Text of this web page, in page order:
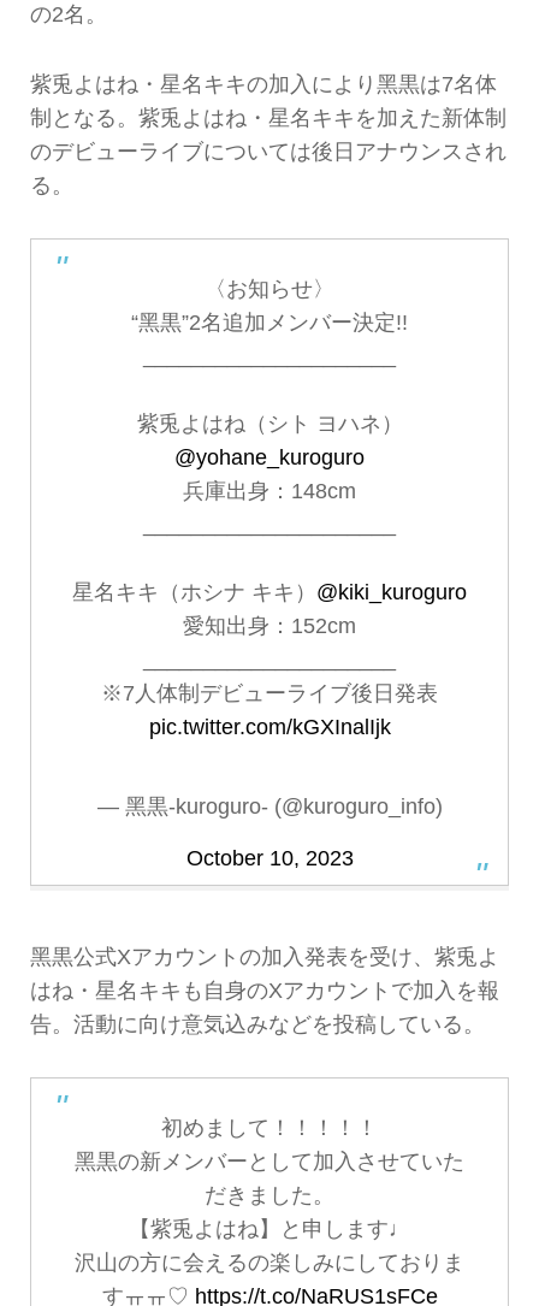
の2名。
紫兎よはね・星名キキの加入により黑黒は7名体
制となる。紫兎よはね・星名キキを加えた新体制
のデビューライブについては後日アナウンスされ
る。
〈お知らせ〉
“黑黒”2名追加メンバー決定!!
紫兎よはね（シト ヨハネ）
@yohane_kuroguro
兵庫出身：148cm
星名キキ（ホシナ キキ） @kiki_kuroguro
愛知出身：152cm
※7人体制デビューライブ後日発表
pic.twitter.com/kGXInalIjk
— 黑黒-kuroguro- (@kuroguro_info)
October 10, 2023
黑黒公式Xアカウントの加入発表を受け、紫兎よ
はね・星名キキも自身のXアカウントで加入を報
告。活動に向け意気込みなどを投稿している。
初めまして！！！！！
黑黒の新メンバーとして加入させていた
だきました。
【紫兎よはね】と申します♩
沢山の方に会えるの楽しみにしておりま
すㅠㅠ♡ https://t.co/NaRUS1sFCe